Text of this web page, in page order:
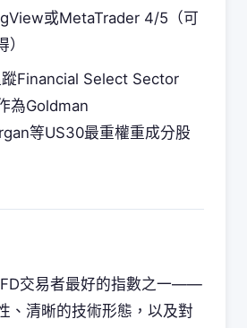
或MetaTrader 4/5（可
蹤Financial Select Sector
為Goldman
等US30最重權重成分股
交易者最好的指數之一——
、清晰的技術形態，以及對